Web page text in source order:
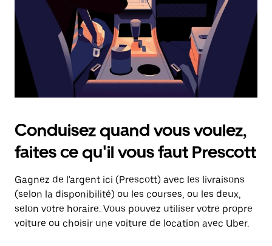
d'échappement
pour
fermer
calendrier.
Conduisez quand vous voulez,
faites ce qu'il vous faut Prescott
Gagnez de l'argent ici (Prescott) avec les livraisons
(selon la disponibilité) ou les courses, ou les deux,
selon votre horaire. Vous pouvez utiliser votre propre
voiture ou choisir une voiture de location avec Uber.